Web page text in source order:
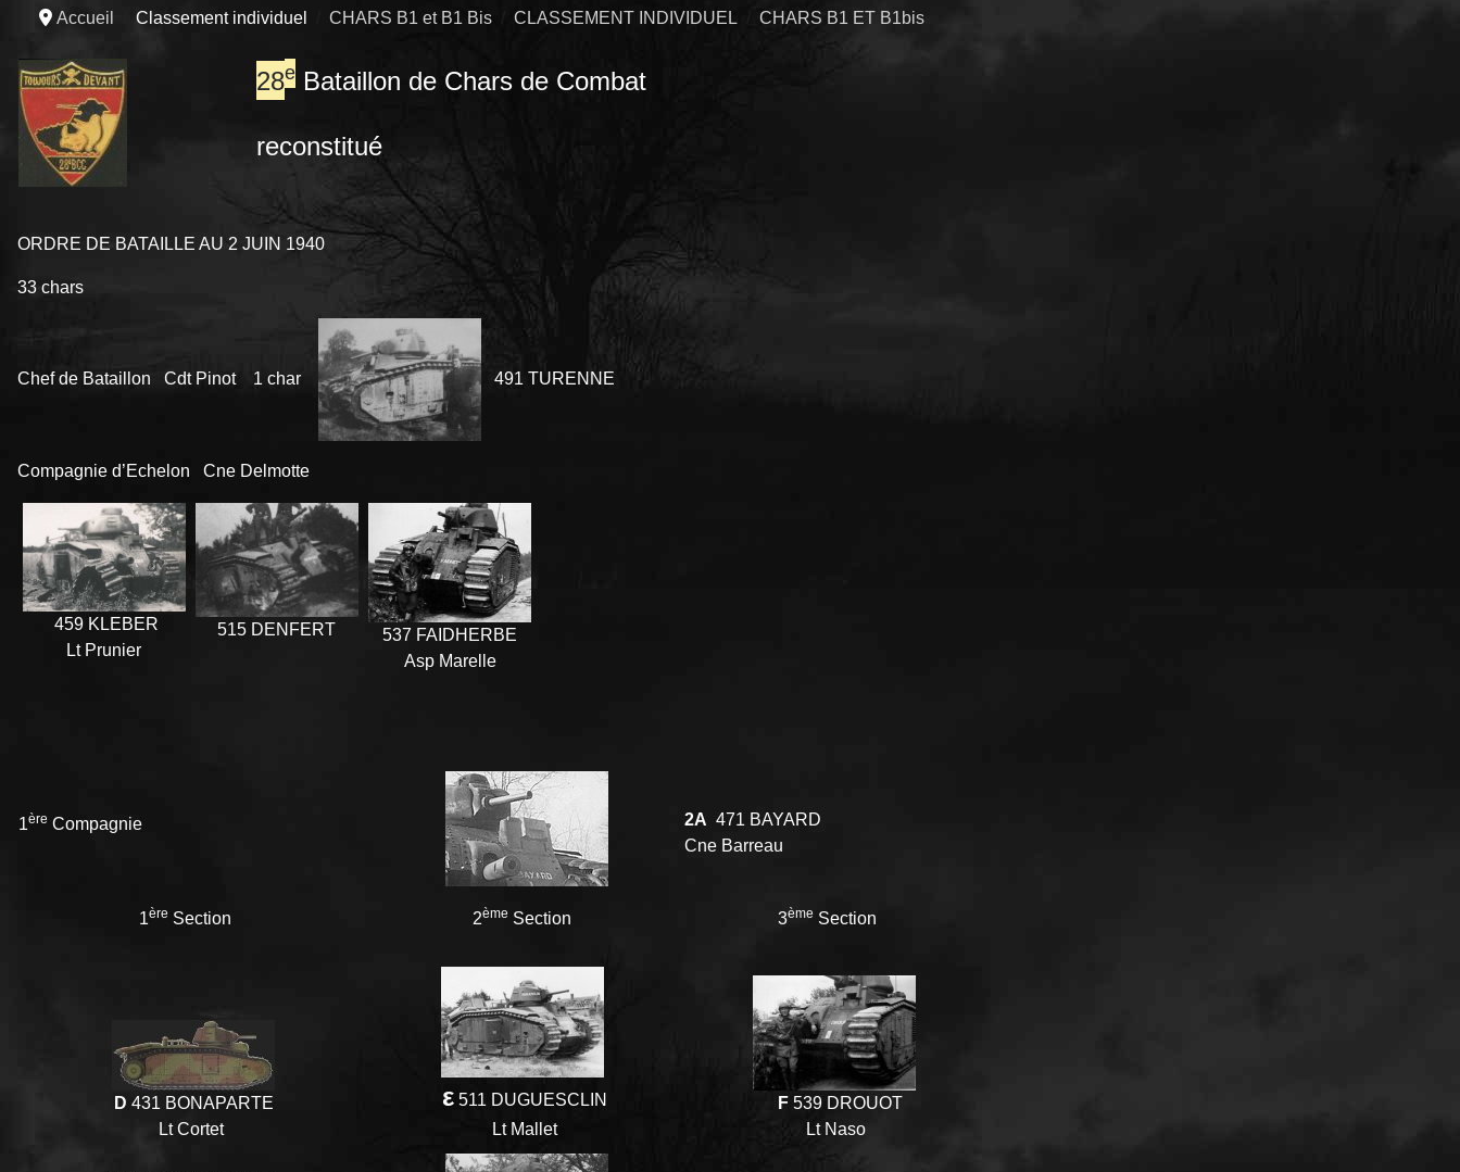
Accueil Classement individuel CHARS B1 et B1 Bis CLASSEMENT INDIVIDUEL CHARS B1 ET B1bis
28e Bataillon de Chars de Combat
reconstitué
ORDRE DE BATAILLE AU 2 JUIN 1940
33 chars
Chef de Bataillon Cdt Pinot 1 char 491 TURENNE
Compagnie d’Echelon Cne Delmotte
459 KLEBER
Lt Prunier
515 DENFERT
537 FAIDHERBE
Asp Marelle
1ère Compagnie 2A 471 BAYARD
Cne Barreau
1ère Section 2ème Section 3ème Section
D 431 BONAPARTE
Lt Cortet
ε511 DUGUESCLIN
Lt Mallet
F 539 DROUOT
Lt Naso